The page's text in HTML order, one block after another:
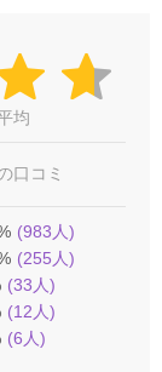
均
口コミ
(983人)
(255人)
(33人)
(12人)
(6人)